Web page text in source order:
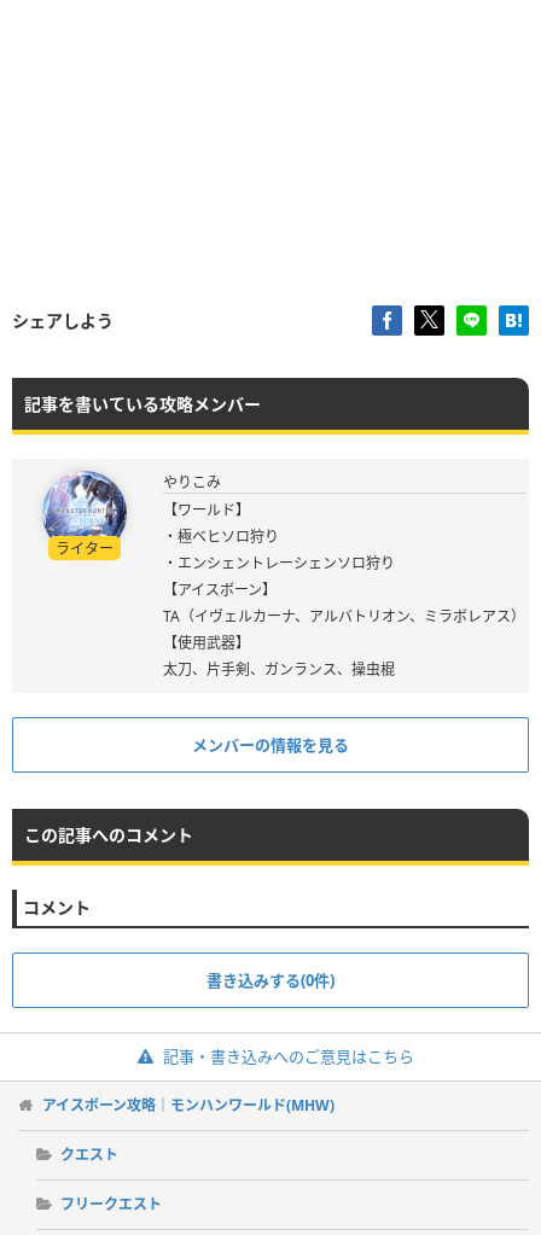
シェアしよう
記事を書いている攻略メンバー
ライター
やりこみ
【ワールド】
・極ベヒソロ狩り
・エンシェントレーシェンソロ狩り
【アイスボーン】
TA（イヴェルカーナ、アルバトリオン、ミラボレアス）
【使用武器】
太刀、片手剣、ガンランス、操虫棍
メンバーの情報を見る
この記事へのコメント
コメント
書き込みする(0件)
記事・書き込みへのご意見はこちら
アイスボーン攻略｜モンハンワールド(MHW)
クエスト
フリークエスト